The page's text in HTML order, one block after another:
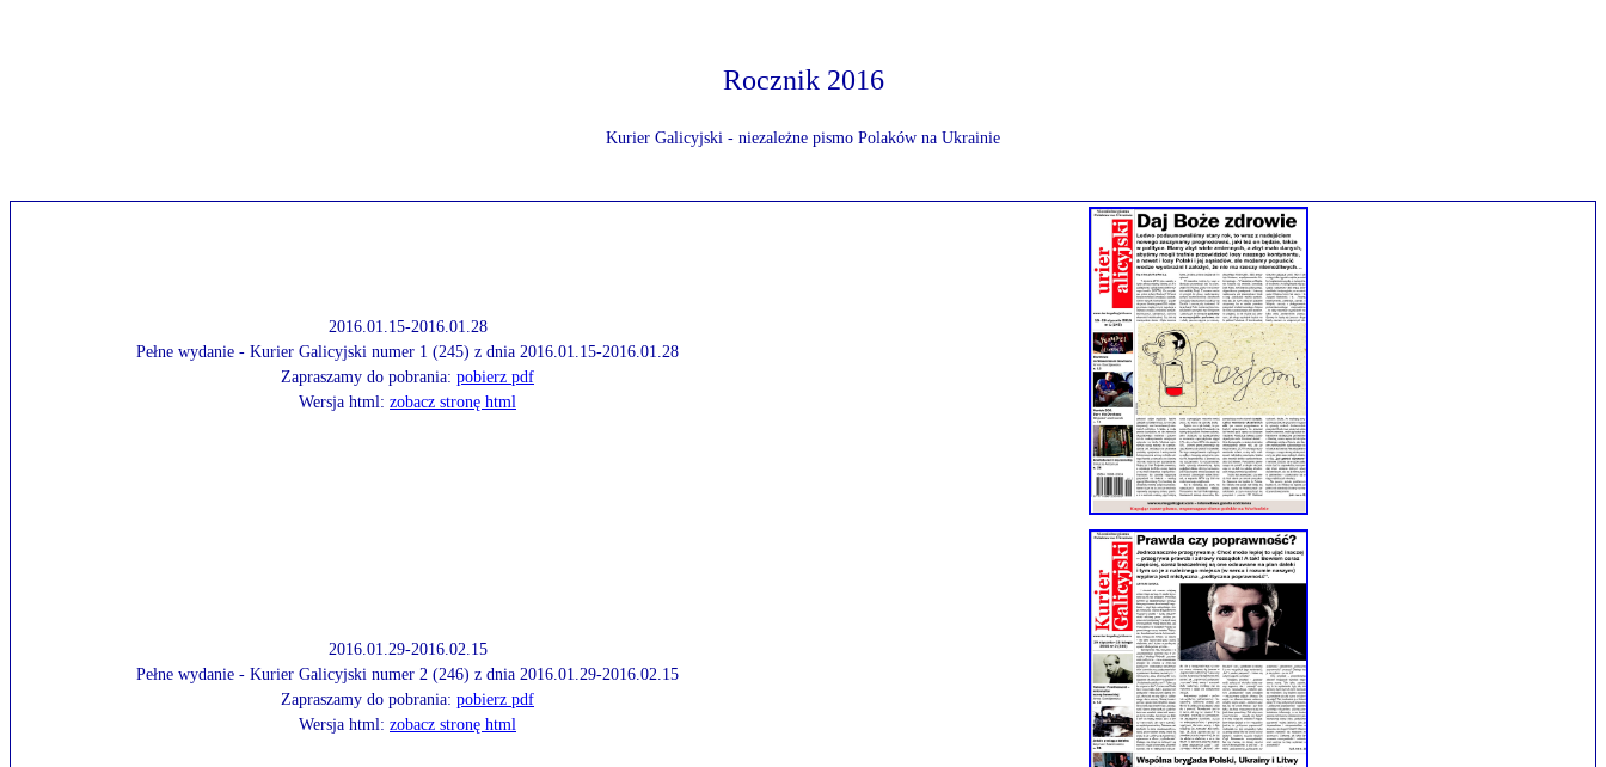
Rocznik 2016
Kurier Galicyjski - niezależne pismo Polaków na Ukrainie
2016.01.15-2016.01.28
Pełne wydanie - Kurier Galicyjski numer 1 (245) z dnia 2016.01.15-2016.01.28
Zapraszamy do pobrania: pobierz pdf
Wersja html: zobacz stronę html
2016.01.29-2016.02.15
Pełne wydanie - Kurier Galicyjski numer 2 (246) z dnia 2016.01.29-2016.02.15
Zapraszamy do pobrania: pobierz pdf
Wersja html: zobacz stronę html